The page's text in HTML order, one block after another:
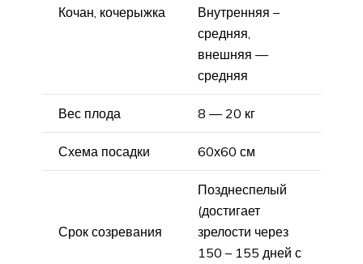
Кочан, кочерыжка
Внутренняя –
средняя,
внешняя —
средняя
Вес плода 8 — 20 кг
Схема посадки 60х60 см
Срок созревания
Позднеспелый
(достигает
зрелости через
150 – 155 дней с